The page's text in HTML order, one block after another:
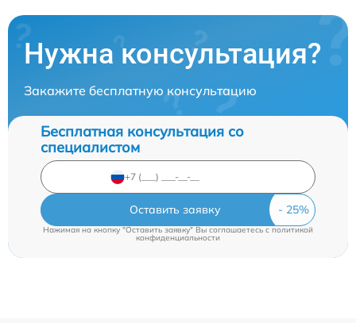
Нужна консультация?
Закажите бесплатную консультацию
Бесплатная консультация со
специалистом
Оставить заявку
Нажимая на кнопку "Оставить заявку" Вы соглашаетесь cполитикой
конфиденциальности